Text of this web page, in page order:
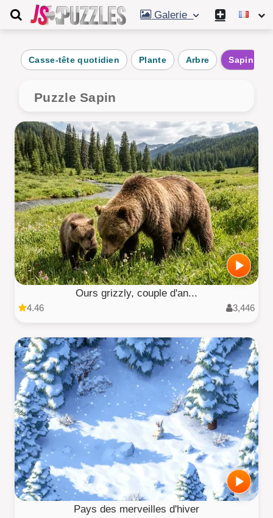
Galerie
Casse-tête quotidien Plante Arbre Sapin
Puzzle Sapin
Ours grizzly, couple d'an...
4.46 3,446
Pays des merveilles d'hiver